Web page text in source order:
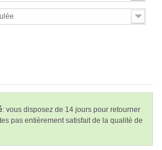
: vous disposez de 14 jours pour retourner
pas entièrement satisfait de la qualité de